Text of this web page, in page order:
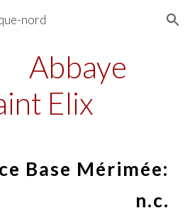
Skip to navigation
nord
Abbaye
Elix
Base Mérimée:
n.c.